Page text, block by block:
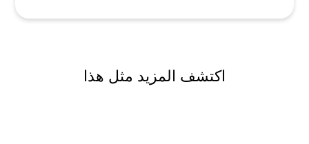
اكتشف المزيد مثل هذا